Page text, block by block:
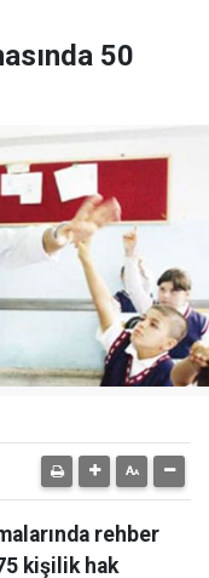
50
rehber
kişilik hak